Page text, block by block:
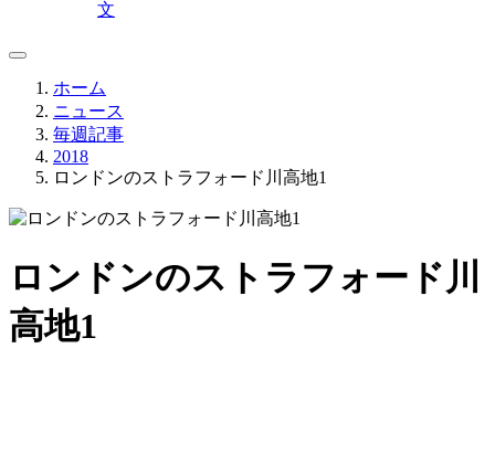
文
ホーム
ニュース
毎週記事
2018
ロンドンのストラフォード川高地1
ロンドンのストラフォード川
高地1